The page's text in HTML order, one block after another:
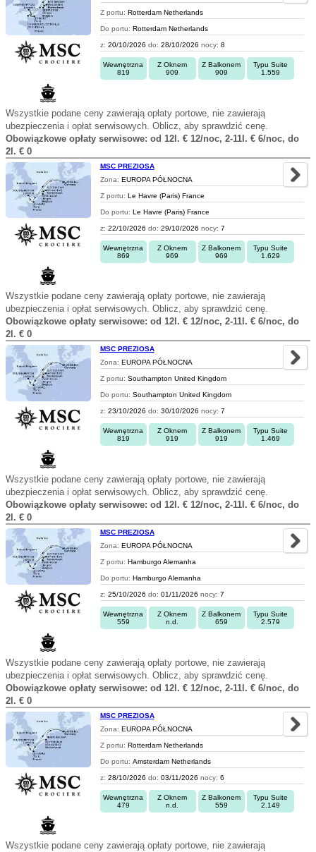
Z portu: Rotterdam Netherlands
Do portu: Rotterdam Netherlands
z: 20/10/2026 do: 28/10/2026 nocy: 8
Wewnętrzna
819
Z Oknem
909
Z Balkonem
909
Typu Suite
1.559
Wszystkie podane ceny zawierają opłaty portowe, nie zawierają
ubezpieczenia i opłat serwisowych. Oblicz, aby sprawdzić cenę.
Obowiązkowe opłaty serwisowe: od 12l. € 12/noc, 2-11l. € 6/noc, do
2l. € 0
MSC PREZIOSA
Zona: EUROPA PÓŁNOCNA
Z portu: Le Havre (Paris) France
Do portu: Le Havre (Paris) France
z: 22/10/2026 do: 29/10/2026 nocy: 7
Wewnętrzna
869
Z Oknem
969
Z Balkonem
969
Typu Suite
1.629
Wszystkie podane ceny zawierają opłaty portowe, nie zawierają
ubezpieczenia i opłat serwisowych. Oblicz, aby sprawdzić cenę.
Obowiązkowe opłaty serwisowe: od 12l. € 12/noc, 2-11l. € 6/noc, do
2l. € 0
MSC PREZIOSA
Zona: EUROPA PÓŁNOCNA
Z portu: Southampton United Kingdom
Do portu: Southampton United Kingdom
z: 23/10/2026 do: 30/10/2026 nocy: 7
Wewnętrzna
819
Z Oknem
919
Z Balkonem
919
Typu Suite
1.469
Wszystkie podane ceny zawierają opłaty portowe, nie zawierają
ubezpieczenia i opłat serwisowych. Oblicz, aby sprawdzić cenę.
Obowiązkowe opłaty serwisowe: od 12l. € 12/noc, 2-11l. € 6/noc, do
2l. € 0
MSC PREZIOSA
Zona: EUROPA PÓŁNOCNA
Z portu: Hamburgo Alemanha
Do portu: Hamburgo Alemanha
z: 25/10/2026 do: 01/11/2026 nocy: 7
Wewnętrzna
559
Z Oknem
n.d.
Z Balkonem
659
Typu Suite
2.579
Wszystkie podane ceny zawierają opłaty portowe, nie zawierają
ubezpieczenia i opłat serwisowych. Oblicz, aby sprawdzić cenę.
Obowiązkowe opłaty serwisowe: od 12l. € 12/noc, 2-11l. € 6/noc, do
2l. € 0
MSC PREZIOSA
Zona: EUROPA PÓŁNOCNA
Z portu: Rotterdam Netherlands
Do portu: Amsterdam Netherlands
z: 28/10/2026 do: 03/11/2026 nocy: 6
Wewnętrzna
479
Z Oknem
n.d.
Z Balkonem
559
Typu Suite
2.149
Wszystkie podane ceny zawierają opłaty portowe, nie zawierają